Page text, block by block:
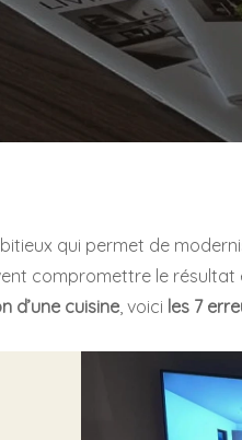
qui permet de
compromettre le résultat
d’une cuisine, voici les 7